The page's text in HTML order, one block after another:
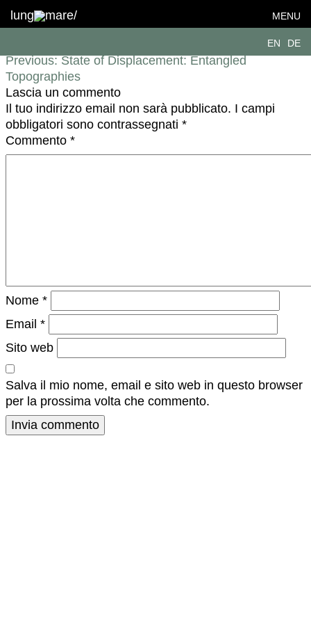
lung mare/ MENU
EN DE
IMG_7143
Previous: State of Displacement: Entangled
Topographies
Lascia un commento
Il tuo indirizzo email non sarà pubblicato. I campi
obbligatori sono contrassegnati *
Commento *
Nome *
Email *
Sito web
Salva il mio nome, email e sito web in questo browser
per la prossima volta che commento.